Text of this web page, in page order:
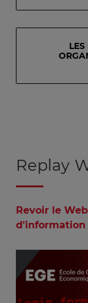
Replay
Revoir le
d'information
Image